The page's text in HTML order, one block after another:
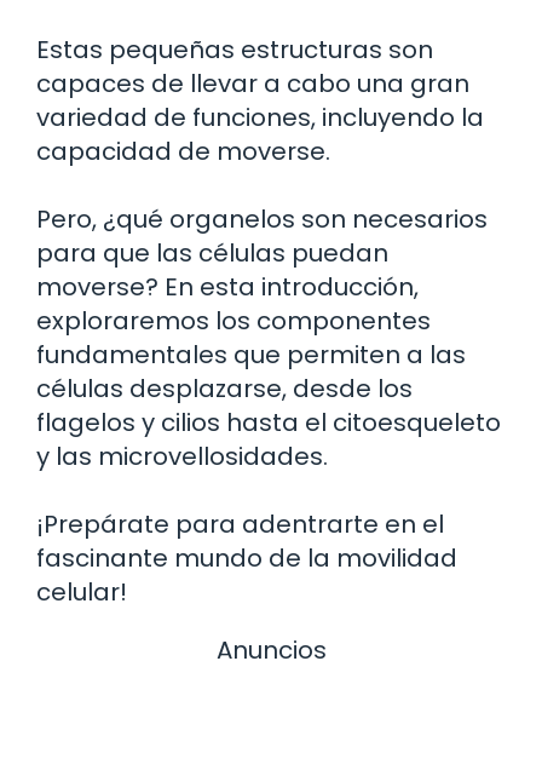
Estas pequeñas estructuras son
capaces de llevar a cabo una gran
variedad de funciones, incluyendo la
capacidad de moverse.
Pero, ¿qué organelos son necesarios
para que las células puedan
moverse? En esta introducción,
exploraremos los componentes
fundamentales que permiten a las
células desplazarse, desde los
flagelos y cilios hasta el citoesqueleto
y las microvellosidades.
¡Prepárate para adentrarte en el
fascinante mundo de la movilidad
celular!
Anuncios